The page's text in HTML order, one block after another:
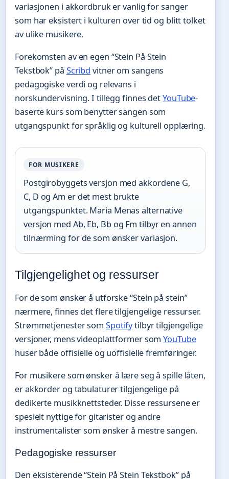
variasjonen i akkordbruk er vanlig for sanger
som har eksistert i kulturen over tid og blitt tolket
av ulike musikere.
Forekomsten av en egen “Stein På Stein
Tekstbok” på Scribd vitner om sangens
pedagogiske verdi og relevans i
norskundervisning. I tillegg finnes detYouTube-
baserte kurs som benytter sangen som
utgangspunkt for språklig og kulturell opplæring.
FOR MUSIKERE
Postgirobyggets versjon med akkordene G,
C, D og Am er det mest brukte
utgangspunktet. Maria Menas alternative
versjon med Ab, Eb, Bb og Fm tilbyr en annen
tilnærming for de som ønsker variasjon.
Tilgjengelighet og ressurser
For de som ønsker å utforske “Stein på stein”
nærmere, finnes det flere tilgjengelige ressurser.
Strømmetjenester som Spotifytilbyr tilgjengelige
versjoner, mens videoplattformer somYouTube
huser både offisielle og uoffisielle fremføringer.
For musikere som ønsker å lære seg å spille låten,
er akkorder og tabulaturer tilgjengelige på
dedikerte musikknettsteder. Disse ressursene er
spesielt nyttige for gitarister og andre
instrumentalister som ønsker å mestre sangen.
Pedagogiske ressurser
Den eksisterende “Stein På Stein Tekstbok” på